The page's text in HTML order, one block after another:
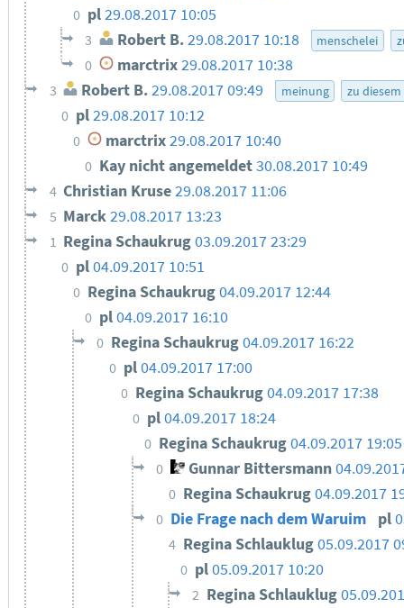
0 pl29.08.2017 10:05
3 Robert B.29.08.2017 10:18 menschelei
0 marctrix29.08.2017 10:38
3 Robert B.29.08.2017 09:49 meinung zu
0 pl29.08.2017 10:12
0 marctrix29.08.2017 10:40
0 Kay nicht angemeldet30.08.2017 10:49
4 Christian Kruse29.08.2017 11:06
5 Marck29.08.2017 13:23
1 Regina Schaukrug03.09.2017 23:29
0 pl04.09.2017 10:51
0 Regina Schaukrug04.09.2017 12:44
0 pl04.09.2017 16:10
0 Regina Schaukrug04.09.2017 16:22
0 pl04.09.2017 17:00
0 Regina Schaukrug04.09.2017 17:38
0 pl04.09.2017 18:24
0 Regina Schaukrug04.09.2017 19:05
0 Gunnar Bittersmann
0 Regina Schaukrug04.09.2017
0 Die Frage nach dem Waruim pl
4 Regina Schlauklug05.09.2017
0 pl05.09.2017 10:20
2 Regina Schlauklug